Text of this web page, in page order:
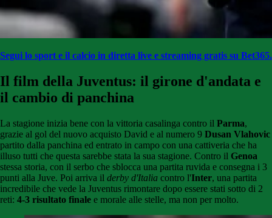
Segui lo sport e il calcio in diretta live e streaming gratis su Bet365.
Il film della Juventus: il girone d'andata e
il cambio di panchina
La stagione inizia bene con la vittoria casalinga contro il Parma,
grazie al gol del nuovo acquisto David e al numero 9 Dusan Vlahovic
partito dalla panchina ed entrato in campo con una cattiveria che ha
illuso tutti che questa sarebbe stata la sua stagione. Contro il Genoa
stessa storia, con il serbo che sblocca una partita ruvida e consegna i 3
punti alla Juve. Poi arriva il derby d'Italia contro l'Inter, una partita
incredibile che vede la Juventus rimontare dopo essere stati sotto di 2
reti: 4-3 risultato finale e morale alle stelle, ma non per molto.